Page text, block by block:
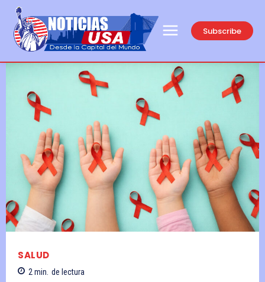
Subscribe
SALUD
2min. de lectura